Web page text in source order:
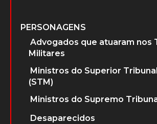
PERSONAGENS
Advogados que atuaram nos
Militares
Ministros do Superior
(STM)
Ministros do Supremo
Desaparecidos